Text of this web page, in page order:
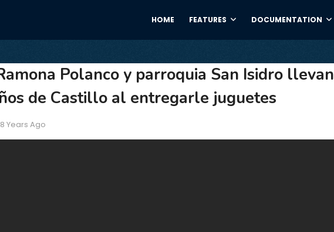
HOME FEATURES DOCUMENTATION
Polanco y parroquia San Isidro llevan
de Castillo al entregarle juguetes
8 Years Ago